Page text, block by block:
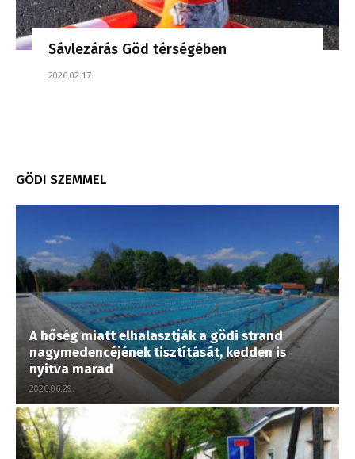
Sávlezárás Göd térségében
2026.02.17.
GÖDI SZEMMEL
A hőség miatt elhalasztják a gödi strand
nagymedencéjének tisztítását, kedden is
nyitva marad
2026.06.29.